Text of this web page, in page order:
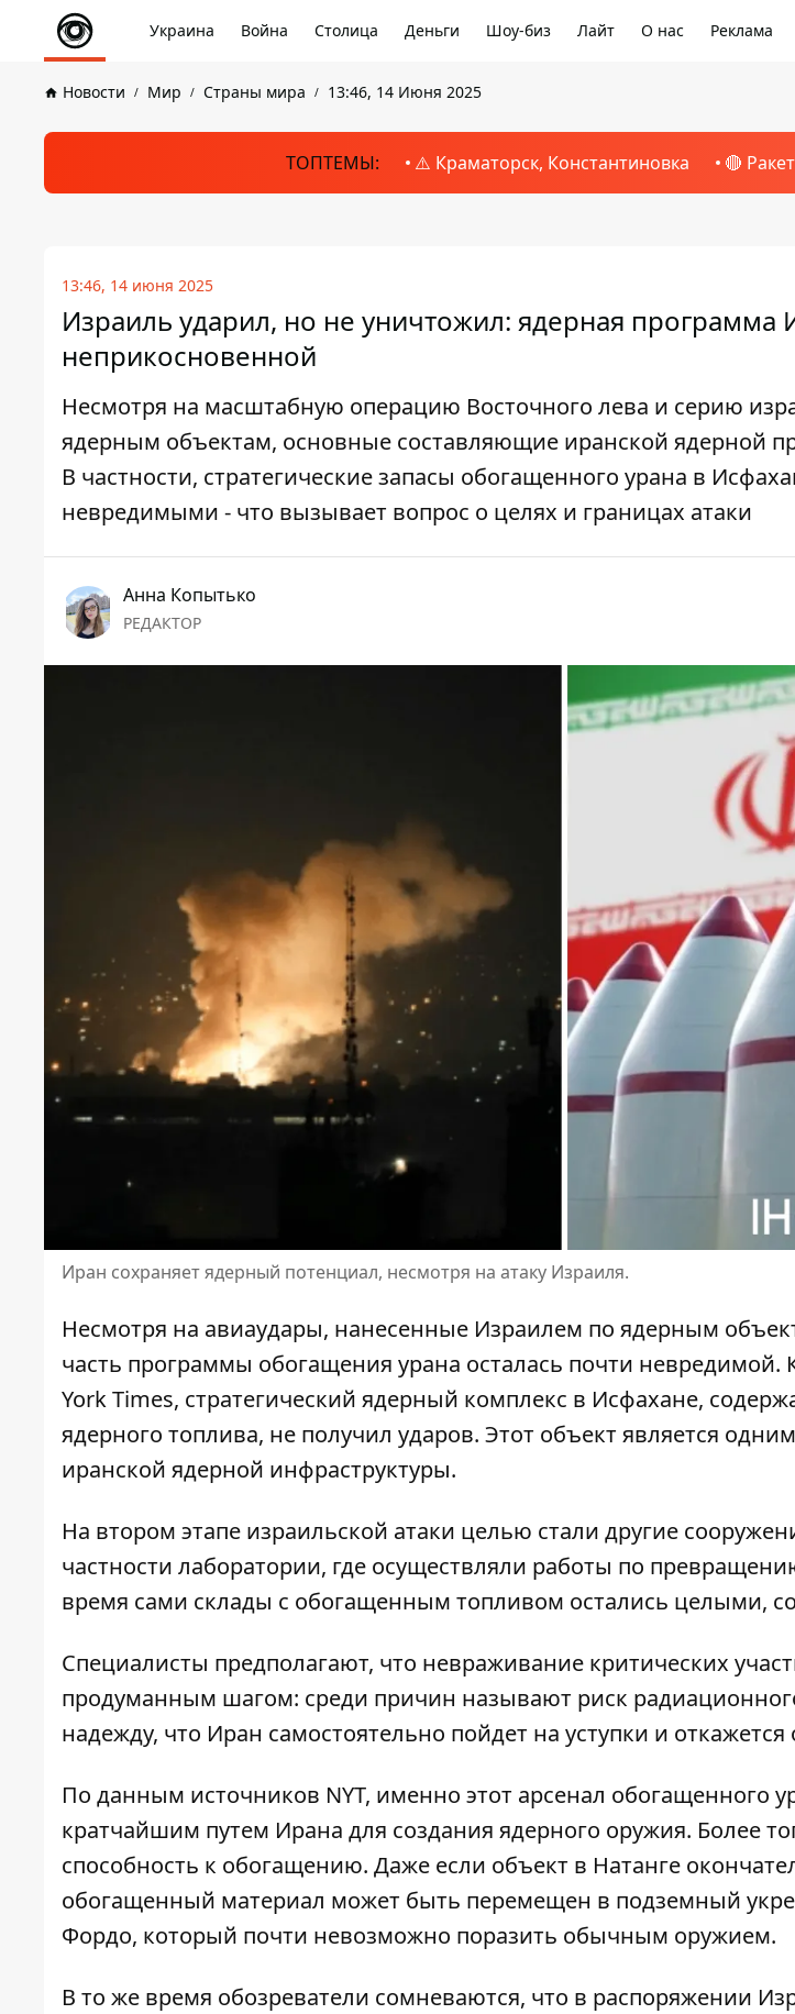
Украина Война Столица Деньги Шоу-биз Лайт О нас Реклама
Новости Мир Страны мира 13:46, 14 Июня 2025
ТОПТЕМЫ: ⚠️ Краматорск, Константиновка 🔴
13:46, 14 июня 2025
Израиль ударил, но не уничтожил: ядерная программа
неприкосновенной
Несмотря на масштабную операцию Восточного лева и серию
ядерным объектам, основные составляющие иранской ядерной
В частности, стратегические запасы обогащенного урана в
невредимыми - что вызывает вопрос о целях и границах атаки
Анна Копытько
РЕДАКТОР
Иран сохраняет ядерный потенциал, несмотря на атаку Израиля.
Несмотря на авиаудары, нанесенные Израилем по ядерным
часть программы обогащения урана осталась почти невредимой.
York Times, стратегический ядерный комплекс в Исфахане,
ядерного топлива, не получил ударов. Этот объект является
иранской ядерной инфраструктуры.
На втором этапе израильской атаки целью стали другие
частности лаборатории, где осуществляли работы по
время сами склады с обогащенным топливом остались целыми,
Специалисты предполагают, что невраживание критических
продуманным шагом: среди причин называют риск
надежду, что Иран самостоятельно пойдет на уступки и откажется
По данным источников NYT, именно этот арсенал обогащенного
кратчайшим путем Ирана для создания ядерного оружия. Более
способность к обогащению. Даже если объект в Натанге
обогащенный материал может быть перемещен в подземный
Фордо, который почти невозможно поразить обычным оружием.
В то же время обозреватели сомневаются, что в распоряжении